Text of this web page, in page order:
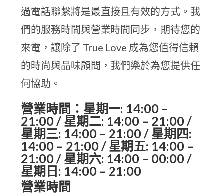
過電話聯繫將是最直接且有效的方式。我
們的服務時間與營業時間同步，期待您的
來電，讓除了 True Love 成為您值得信賴
的時尚與品味顧問，我們樂於為您提供任
何協助。
營業時間：星期一: 14:00 –
21:00 / 星期二: 14:00 – 21:00 /
星期三: 14:00 – 21:00 / 星期四:
14:00 – 21:00 / 星期五: 14:00 –
21:00 / 星期六: 14:00 – 00:00 /
星期日: 14:00 – 21:00
營業時間